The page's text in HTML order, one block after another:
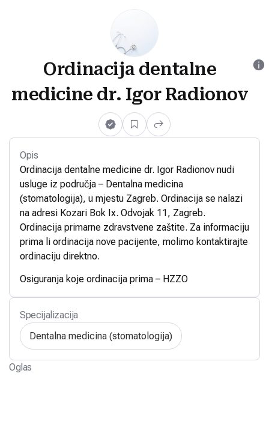
Ordinacija dentalne
medicine dr. Igor Radionov
Opis
Ordinacija dentalne medicine dr. Igor Radionov nudi
usluge iz područja – Dentalna medicina
(stomatologija), u mjestu Zagreb. Ordinacija se nalazi
na adresi Kozari Bok Ix. Odvojak 11, Zagreb.
Ordinacija primarne zdravstvene zaštite. Za informaciju
prima li ordinacija nove pacijente, molimo kontaktirajte
ordinaciju direktno.
Osiguranja koje ordinacija prima – HZZO
Specijalizacija
Dentalna medicina (stomatologija)
Oglas